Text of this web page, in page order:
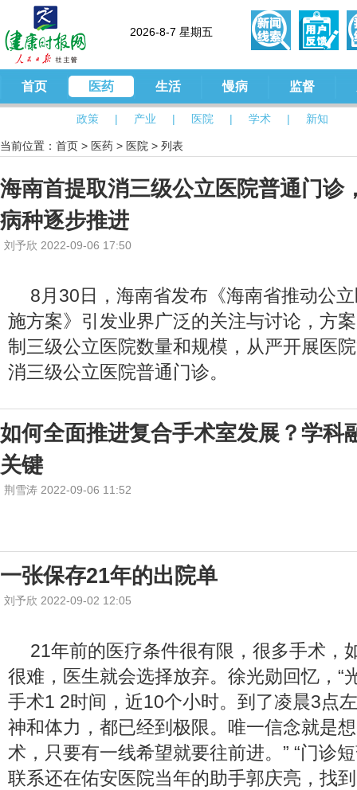
2026-8-7 星期五
首页 医药
政策 | 产业 | 医院 | 学术 | 新知
生活 慢病 监督
当前位置： 首页 > 医药 > 医院 > 列表
海南首提取消三级公立医院普通门诊
病种逐步推进
刘予欣 2022-09-06 17:50
8月30日，海南省发布《海南省推动公
施方案》引发业界广泛的关注与讨论，方
制三级公立医院数量和规模，从严开展医
消三级公立医院普通门诊。
如何全面推进复合手术室发展？学科
关键
荆雪涛 2022-09-06 11:52
一张保存21年的出院单
刘予欣 2022-09-02 12:05
21年前的医疗条件很有限，很多手术，
很难，医生就会选择放弃。徐光勋回忆，“
手术1 2时间，近10个小时。到了凌晨3点
神和体力，都已经到极限。唯一信念就是
术，只要有一线希望就要往前进。” “门诊
联系还在佑安医院当年的助手郭庆亮，找